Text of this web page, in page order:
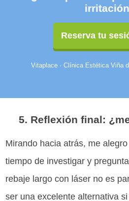
Reserva tu
Vitaplace · Clínica Estética Viña
5. Reflexión final:
Mirando hacia atrás, me
tiempo de investigar y
rebaje largo con láser no es
ser una excelente alternativa